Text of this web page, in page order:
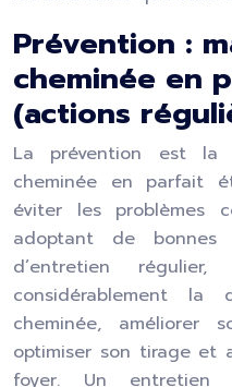
Prévention :
cheminée en
(actions
La prévention est la
cheminée en parfait
éviter les problèmes
adoptant de bonnes
d’entretien
considérablement
cheminée, améliorer
optimiser son tirage et
foyer. Un entretien